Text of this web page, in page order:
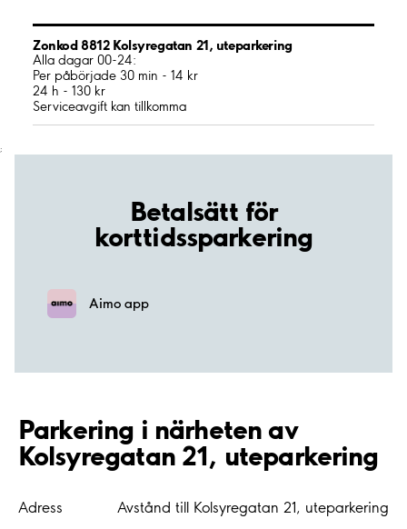
Zonkod 8812 Kolsyregatan 21, uteparkering
Alla dagar 00-24:
Per påbörjade 30 min - 14 kr
24 h - 130 kr
Serviceavgift kan tillkomma
;
Betalsätt för
korttidssparkering
Aimo app
Parkering i närheten av
Kolsyregatan 21, uteparkering
Adress Avstånd till Kolsyregatan 21, uteparkering